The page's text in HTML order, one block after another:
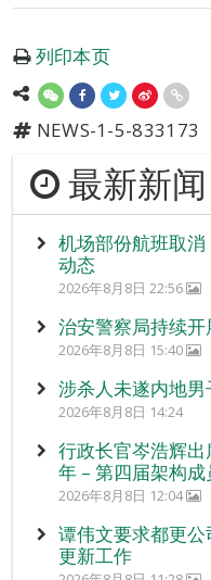
列印本页
NEWS-1-5-833173
最新新闻
机场部份航班取
动态
2026年8月8日 22:56
治安警察局持续开
2026年8月8日 15:40
涉杀人未遂内地男
2026年8月8日 14:24
行政长官岑浩辉
年 – 第四届架构成
2026年8月8日 12:04
谭伟文要求都更
更新工作